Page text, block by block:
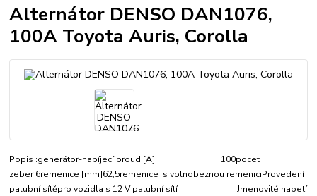
Alternátor DENSO DAN1076,
100A Toyota Auris, Corolla
Popis :generátor-nabíjecí proud [A] 100pocet
zeber 6remenice [mm]62,5remenice s volnobeznou remeniciProvedení
palubní sítěpro vozidla s 12 V palubní sítí Jmenovité napetí